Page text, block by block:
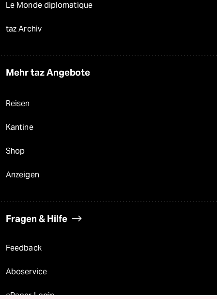
Le Monde diplomatique
taz Archiv
Mehr taz Angebote
Reisen
Kantine
Shop
Anzeigen
Fragen & Hilfe
Feedback
Aboservice
ePaper Login